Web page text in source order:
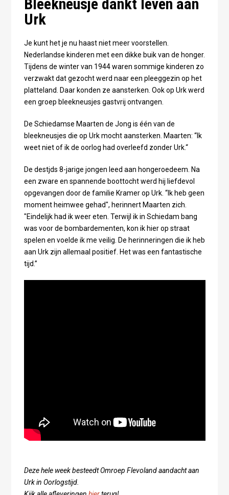
Bleekneusje dankt leven aan
Urk
Je kunt het je nu haast niet meer voorstellen.
Nederlandse kinderen met een dikke buik van de honger.
Tijdens de winter van 1944 waren sommige kinderen zo
verzwakt dat gezocht werd naar een pleeggezin op het
platteland. Daar konden ze aansterken. Ook op Urk werd
een groep bleekneusjes gastvrij ontvangen.
De Schiedamse Maarten de Jong is één van de
bleekneusjes die op Urk mocht aansterken. Maarten: “Ik
weet niet of ik de oorlog had overleefd zonder Urk.“
De destjds 8-jarige jongen leed aan hongeroedeem. Na
een zware en spannende boottocht werd hij liefdevol
opgevangen door de familie Kramer op Urk. “Ik heb geen
moment heimwee gehad", herinnert Maarten zich.
"Eindelijk had ik weer eten. Terwijl ik in Schiedam bang
was voor de bombardementen, kon ik hier op straat
spelen en voelde ik me veilig. De herinneringen die ik heb
aan Urk zijn allemaal positief. Het was een fantastische
tijd.”
Deze hele week besteedt Omroep Flevoland aandacht aan
Urk in Oorlogstijd.